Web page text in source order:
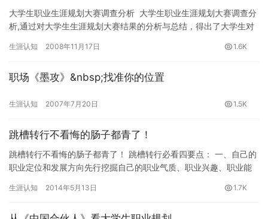
大学生职业生涯规划大赛调查分析 大学生职业生涯规划大赛调查分
析,通过对大学生生涯规划大赛结果的分析与总结，得出了大学生对
生涯认知 2008年11月17日 1.6K
职场《墨攻》&nbsp;找准你的位置
生涯认知 2007年7月20日 1.5K
跳槽转行不看悔的肠子都青了！
跳槽转行不看悔的肠子都青了！ 跳槽转行必看四要点： 一、自己的
职业定位和发展方向​​先行挖掘自己的职业气质、职业兴趣、职业能
生涯认知 2014年5月13日 1.7K